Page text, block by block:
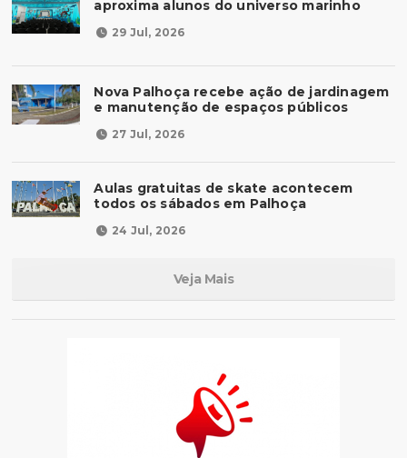
aproxima alunos do universo marinho
29 Jul, 2026
Nova Palhoça recebe ação de jardinagem
e manutenção de espaços públicos
27 Jul, 2026
Aulas gratuitas de skate acontecem
todos os sábados em Palhoça
24 Jul, 2026
Veja Mais